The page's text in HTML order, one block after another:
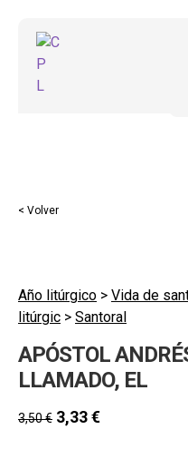
REVISTAS
ACTUALIDAD
BLOG
CONTACTO
MI CUENTA
< Volver
Año litúrgico > Vida de
litúrgic > Santoral
APÓSTOL
LLAMADO, EL
3,50€ 3,33€